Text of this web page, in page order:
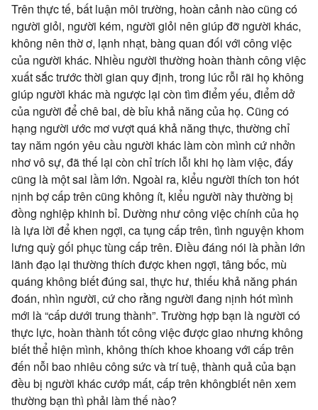
Trên thực tế, bất luận môi trường, hoàn cảnh nào cũng có
người giỏi, người kém, người giỏi nên giúp đỡ người khác,
không nên thờ ơ, lạnh nhạt, bàng quan đối với công việc
của người khác. Nhiều người thường hoàn thành công việc
xuất sắc trước thời gian quy định, trong lúc rỗi rãi họ không
giúp người khác mà ngược lại còn tìm điểm yếu, điểm dở
của người để chê bai, dè bỉu khả năng của họ. Cũng có
hạng người ước mơ vượt quá khả năng thực, thường chỉ
tay năm ngón yêu cầu người khác làm còn mình cứ nhởn
nhơ vô sự, đã thế lại còn chỉ trích lỗi khi họ làm việc, đấy
cũng là một sai lầm lớn. Ngoài ra, kiểu người thích ton hót
nịnh bợ cấp trên cũng không ít, kiểu người này thường bị
đồng nghiệp khinh bỉ. Dường như công việc chính của họ
là lựa lời để khen ngợi, ca tụng cấp trên, tình nguyện khom
lưng quỳ gối phục tùng cấp trên. Điều đáng nói là phần lớn
lãnh đạo lại thường thích được khen ngợi, tâng bốc, mù
quáng không biết đúng sai, thực hư, thiếu khả năng phán
đoán, nhìn người, cứ cho rằng người đang nịnh hót mình
mới là “cấp dưới trung thành”. Trường hợp bạn là người có
thực lực, hoàn thành tốt công việc được giao nhưng không
biết thể hiện mình, không thích khoe khoang với cấp trên
đến nỗi bao nhiêu công sức và trí tuệ, thành quả của bạn
đều bị người khác cướp mất, cấp trên khôngbiết nên xem
thường bạn thì phải làm thế nào?